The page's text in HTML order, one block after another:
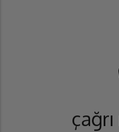
çağrı